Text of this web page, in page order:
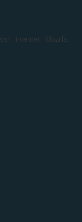
internet Mozilla